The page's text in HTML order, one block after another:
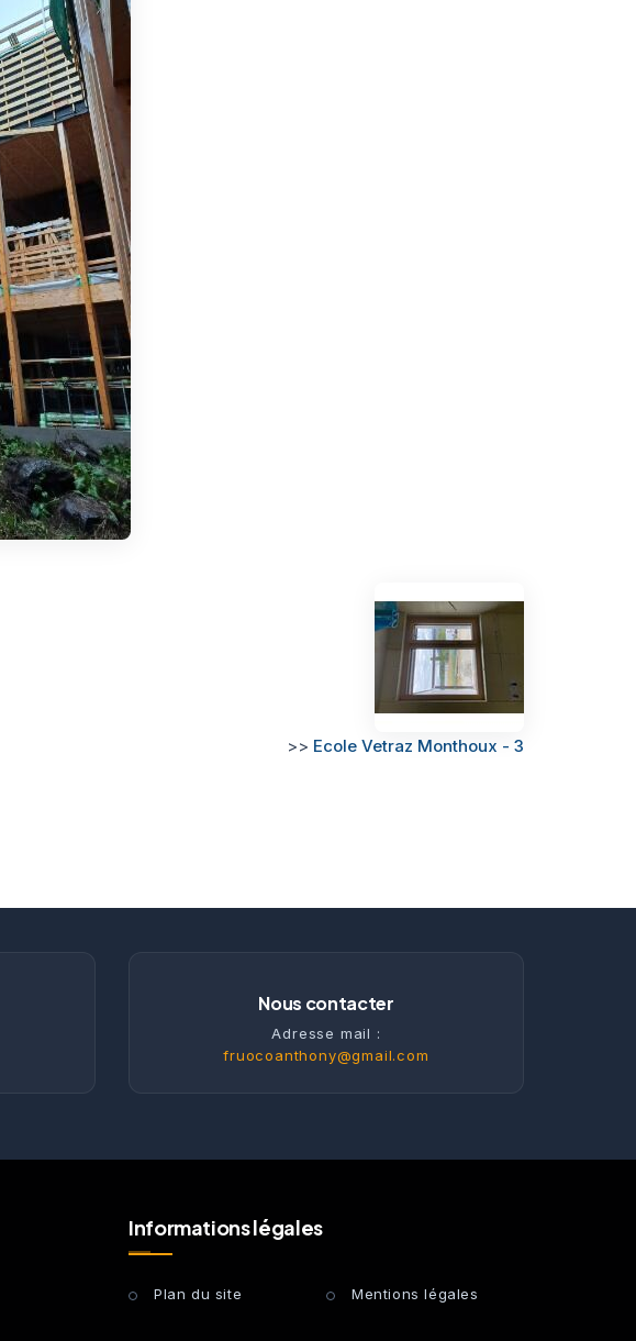
>> Ecole Vetraz Monthoux - 3
Nous contacter
Adresse mail :
fruocoanthony@gmail.com
Informations légales
Plan du site Mentions légales